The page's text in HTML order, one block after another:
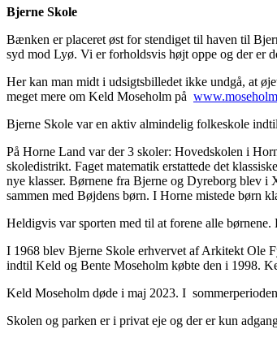
Bjerne Skole
Bænken er placeret øst for stendiget til haven til
syd mod Lyø. Vi er forholdsvis højt oppe og der er
Her kan man midt i udsigtsbilledet ikke undgå, at
meget mere om Keld Moseholm på
Bjerne Skole var en aktiv almindelig folkeskole
På Horne Land var der 3 skoler: Hovedskolen i
skoledistrikt. Faget matematik erstattede det
nye klasser. Børnene fra Bjerne og Dyreborg blev i
sammen med Bøjdens børn. I Horne mistede børn
Heldigvis var sporten med til at forene alle
I 1968 blev Bjerne Skole erhvervet af Arkitekt Ole
indtil Keld og Bente Moseholm købte den i 1998.
Keld Moseholm døde i maj 2023. I
Skolen og parken er i privat eje og der er kun